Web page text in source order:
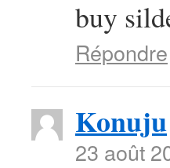
buy
Répondre
Konuju
23 août